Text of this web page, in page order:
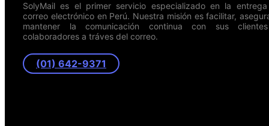
SolyMail es el primer servicio especializado en la
correo electrónico en Perú. Nuestra misión es facilitar,
mantener la comunicación continua con sus
colaboradores a tráves del correo.
(01) 642-9371